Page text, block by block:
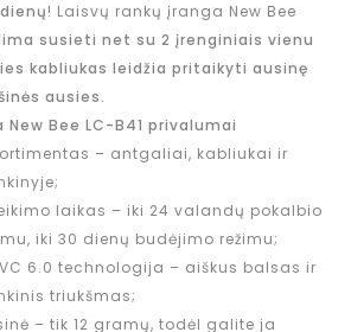
dienų! Laisvų rankų įranga New Bee
susieti net su 2 įrenginiais vienu
kabliukas leidžia pritaikyti ausinę
ausies.
Bee LC-B41 privalumai
– antgaliai, kabliukai ir
laikas – iki 24 valandų pokalbio
iki 30 dienų budėjimo režimu;
6.0 technologija – aiškus balsas ir
triukšmas;
– tik 12 gramų, todėl galite ja